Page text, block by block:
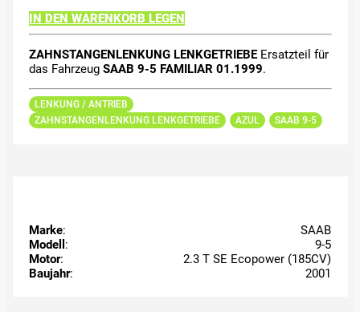
IN DEN WARENKORB LEGEN
ZAHNSTANGENLENKUNG LENKGETRIEBEErsatzteil für
das Fahrzeug SAAB 9-5 FAMILIAR 01.1999.
LENKUNG / ANTRIEB
ZAHNSTANGENLENKUNG LENKGETRIEBE
AZUL SAAB 9-5
Marke:
SAAB
Modell :
9-5
Motor:
2.3 T SE Ecopower (185CV)
Baujahr: 2001